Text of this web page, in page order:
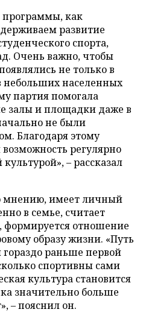
как
развитие
спорта,
Очень важно, чтобы
не только в
небольших населенных
партия помогала
залы и площадки даже в
не были
Благодаря этому
регулярно
– рассказал
мнению, имеет личный
в семье, считает
отношение
образу жизни. «Путь
раньше первой
спортивны сами
культура становится
значительно больше
– пояснил он.